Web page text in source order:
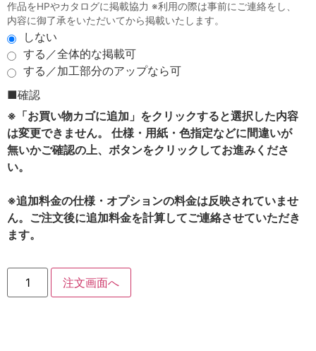
作品をHPやカタログに掲載協力 ※利用の際は事前にご連絡をし、
内容に御了承をいただいてから掲載いたします。
しない
する／全体的な掲載可
する／加工部分のアップなら可
■確認
※「お買い物カゴに追加」をクリックすると選択した内容
は変更できません。 仕様・用紙・色指定などに間違いが
無いかご確認の上、ボタンをクリックしてお進みくださ
い。
※追加料金の仕様・オプションの料金は反映されていませ
ん。ご注文後に追加料金を計算してご連絡させていただき
ます。
注文画面へ